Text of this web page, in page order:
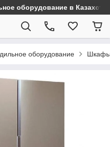
оборудование в
оборудование Шкафы